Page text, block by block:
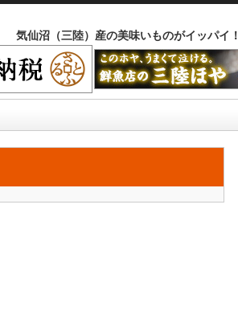
気仙沼（三陸）産の美味いものがイッパイ！